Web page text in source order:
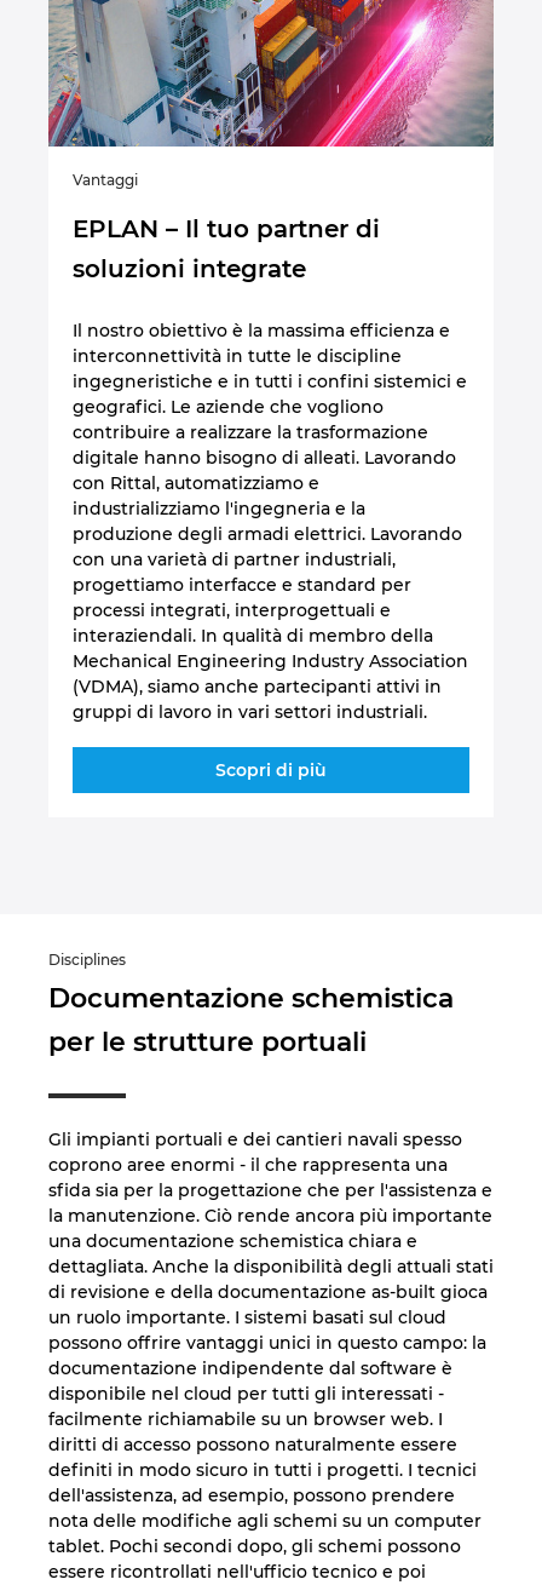
Vantaggi
EPLAN – Il tuo partner di
soluzioni integrate
Il nostro obiettivo è la massima efficienza e
interconnettività in tutte le discipline
ingegneristiche e in tutti i confini sistemici e
geografici. Le aziende che vogliono
contribuire a realizzare la trasformazione
digitale hanno bisogno di alleati. Lavorando
con Rittal, automatizziamo e
industrializziamo l'ingegneria e la
produzione degli armadi elettrici. Lavorando
con una varietà di partner industriali,
progettiamo interfacce e standard per
processi integrati, interprogettuali e
interaziendali. In qualità di membro della
Mechanical Engineering Industry Association
(VDMA), siamo anche partecipanti attivi in
gruppi di lavoro in vari settori industriali.
Scopri di più
Disciplines
Documentazione schemistica
per le strutture portuali
Gli impianti portuali e dei cantieri navali spesso
coprono aree enormi - il che rappresenta una
sfida sia per la progettazione che per l'assistenza e
la manutenzione. Ciò rende ancora più importante
una documentazione schemistica chiara e
dettagliata. Anche la disponibilità degli attuali stati
di revisione e della documentazione as-built gioca
un ruolo importante. I sistemi basati sul cloud
possono offrire vantaggi unici in questo campo: la
documentazione indipendente dal software è
disponibile nel cloud per tutti gli interessati -
facilmente richiamabile su un browser web. I
diritti di accesso possono naturalmente essere
definiti in modo sicuro in tutti i progetti. I tecnici
dell'assistenza, ad esempio, possono prendere
nota delle modifiche agli schemi su un computer
tablet. Pochi secondi dopo, gli schemi possono
essere ricontrollati nell'ufficio tecnico e poi